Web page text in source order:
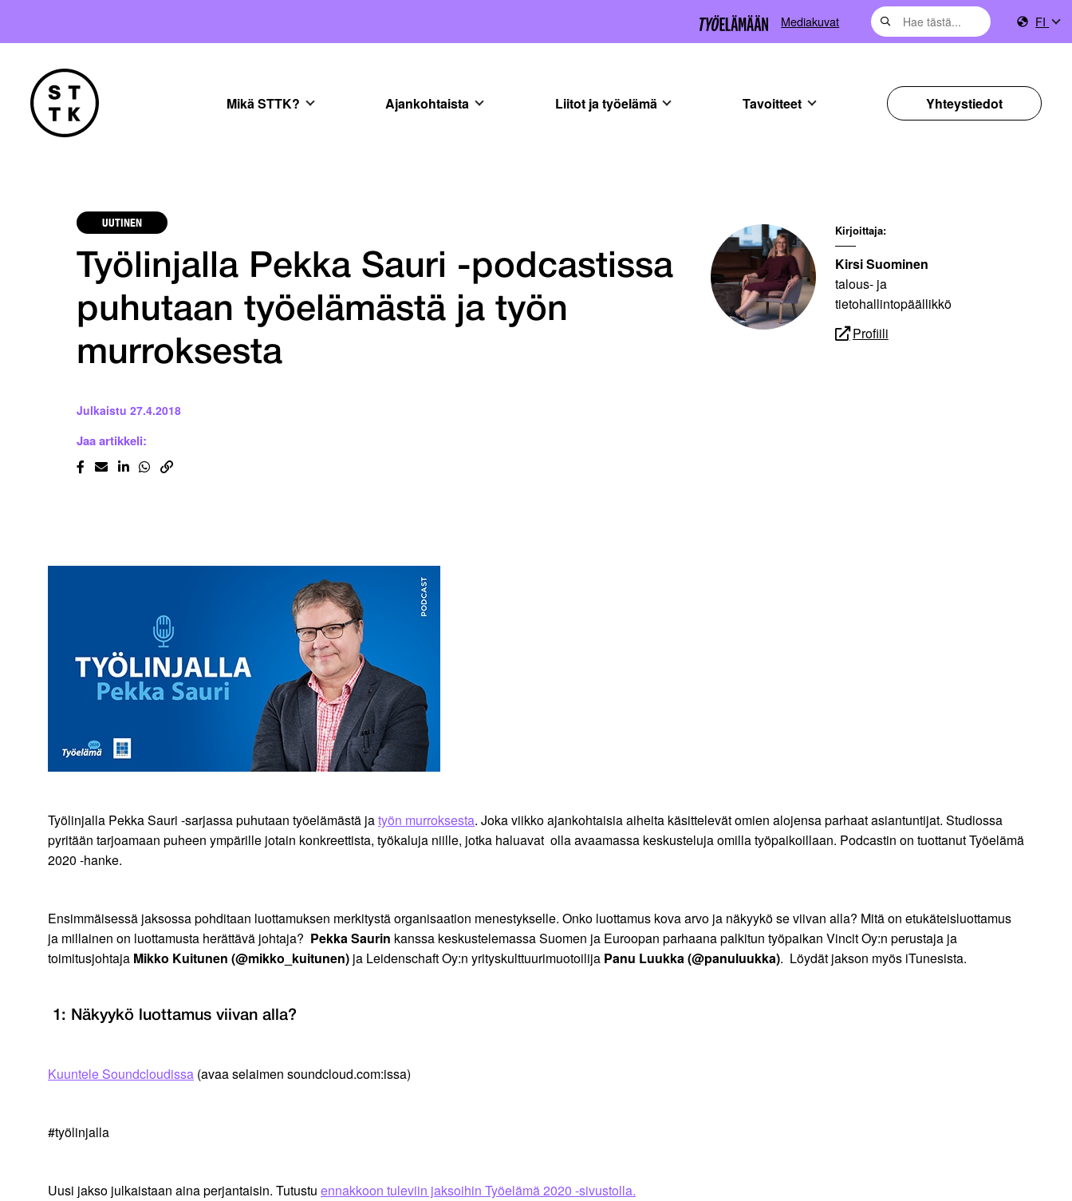
Mediakuvat FI
Mikä STTK? Ajankohtaista Liitot ja työelämä Tavoitteet Yhteystiedot
UUTINEN
Työlinjalla Pekka Sauri -podcastissa
puhutaan työelämästä ja työn
murroksesta
Julkaistu 27.4.2018
Kirjoittaja:
Kirsi Suominen
talous- ja
tietohallintopäällikkö
Profiili
Jaa artikkeli:
Työlinjalla Pekka Sauri -sarjassa puhutaan työelämästä jatyön murroksesta. Joka viikko ajankohtaisia aiheita käsittelevät omien alojensa parhaat asiantuntijat. Studiossa
pyritään tarjoamaan puheen ympärille jotain konkreettista, työkaluja niille, jotka haluavat olla avaamassa keskusteluja omilla työpaikoillaan. Podcastin on tuottanut Työelämä
2020 -hanke.
Ensimmäisessä jaksossa pohditaan luottamuksen merkitystä organisaation menestykselle. Onko luottamus kova arvo ja näkyykö se viivan alla? Mitä on etukäteisluottamus
ja millainen on luottamusta herättävä johtaja? Pekka Saurin kanssa keskustelemassa Suomen ja Euroopan parhaana palkitun työpaikan Vincit Oy:n perustaja ja
toimitusjohtaja Mikko Kuitunen (@mikko_kuitunen) ja Leidenschaft Oy:n yrityskulttuurimuotoilija Panu Luukka (@panuluukka). Löydät jakson myös iTunesista.
1: Näkyykö luottamus viivan alla?
Kuuntele Soundcloudissa (avaa selaimen soundcloud.com:issa)
#työlinjalla
Uusi jakso julkaistaan aina perjantaisin. Tutustu ennakkoon tuleviin jaksoihin Työelämä 2020 -sivustolla.